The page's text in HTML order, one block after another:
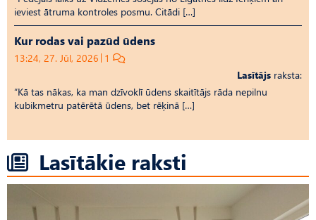
ieviest ātruma kontroles posmu. Citādi […]
Kur rodas vai pazūd ūdens
13:24, 27. Jūl, 2026 1
Lasītājs raksta:
“Kā tas nākas, ka man dzīvoklī ūdens skaitītājs rāda nepilnu
kubikmetru patērētā ūdens, bet rēķinā […]
Lasītākie raksti